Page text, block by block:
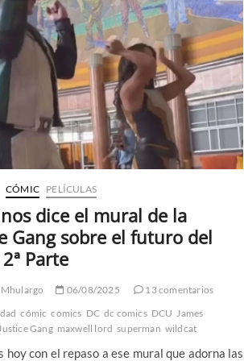
CÓMIC PELÍCULAS
dice el mural de la
Gang sobre el futuro del
Parte
06/08/2025
13 comentarios
cómic comics DC dc comics DCU James
Gang maxwell lord superman wildcat
hoy con el repaso a ese mural que adorna las